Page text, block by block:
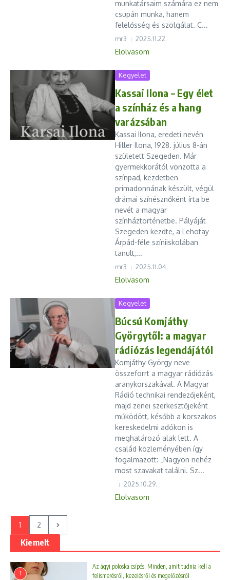
munkatársaim számára ez nem
csupán munka, hanem
felelősség és szolgálat. C...
mr3 2025.11.22.
Elolvasom
Kegyelet
Kassai Ilona – Egy élet
a színház és a hang
varázsában
Kassai Ilona, eredeti nevén
Hiller Ilona, 1928. július 8-án
született Szegeden. Már
gyermekkorától vonzotta a
színpad, kezdetben
primadonnának készült, végül
drámai színésznőként írta be
nevét a magyar
színháztörténetbe. Pályáját
Szegeden kezdte, a Lehotay
Árpád-féle színiiskolában
tanult,...
mr3 2025.11.04.
Elolvasom
Kegyelet
Búcsú Komjáthy
Györgytől: a magyar
rádiózás legendájától
Komjáthy György neve
összeforrt a magyar rádiózás
aranykorszakával. A Magyar
Rádió technikai rendezőjeként,
majd zenei szerkesztőjeként
működött, később a korszakos
kereskedelmi adókon is
meghatározó alak lett. A
család közleményében így
fogalmazott: „Nagyon nehéz
most szavakat találni. Sz...
2025.10.29.
Elolvasom
1 2
Kiemelt
1
Az ágyi poloska csípés: Minden, amit tudnia kell a
felismerésről, kezelésről és megelőzésről